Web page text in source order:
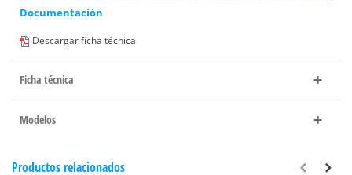
Documentación
Descargar ficha técnica
Ficha técnica
Modelos
Productos relacionados